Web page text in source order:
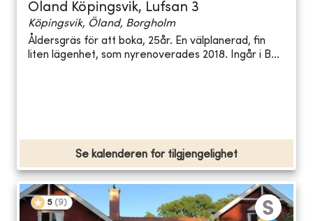
Öland Köpingsvik, Lufsan 3
Köpingsvik, Öland, Borgholm
Åldersgräs för att boka, 25år. En välplanerad, fin
liten lägenhet, som nyrenoverades 2018. Ingår i B...
Se kalenderen for tilgjengelighet
5 (9)